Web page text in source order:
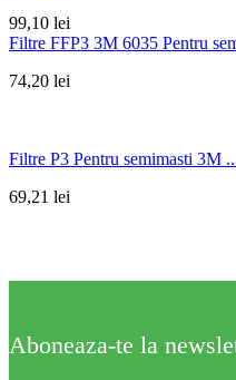
99,10 lei
Filtre FFP3 3M 6035 Pentru
74,20 lei
Filtre P3 Pentru semimasti 3M
69,21 lei
Aboneaza-te la